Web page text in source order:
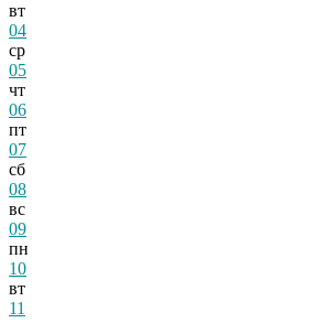
вт
04
ср
05
чт
06
пт
07
сб
08
вс
09
пн
10
вт
11